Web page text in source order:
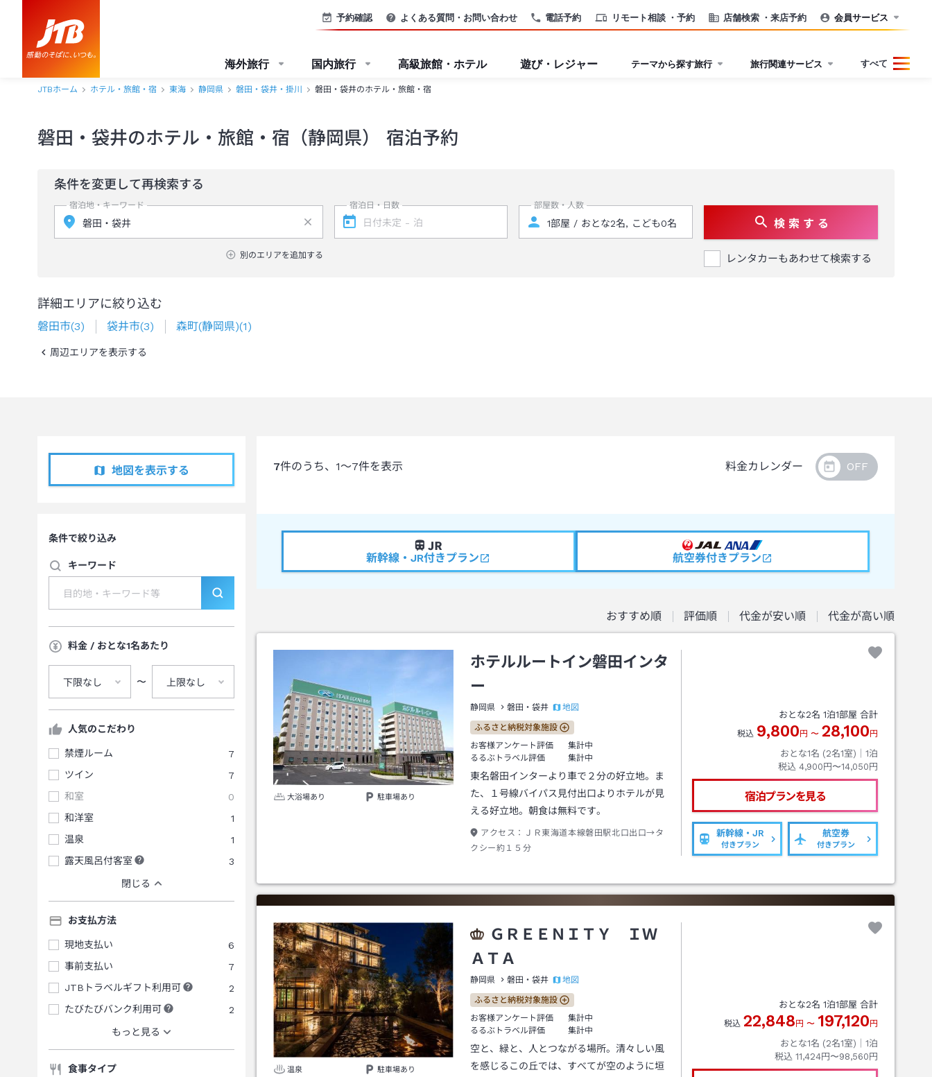
電話予約 リモート相談 ・予約 店舗検索 ・来店予約
予約確認 よくある質問・お問い合わせ 会員サービス
海外旅行 国内旅行 高級旅館・ホテル 遊び・レジャー テーマから探す旅行 旅行関連サービス すべて
JTBホーム ホテル・旅館・宿 東海 静岡県 磐田・袋井・掛川 磐田・袋井のホテル・旅館・宿
磐田・袋井のホテル・旅館・宿（静岡県） 宿泊予約
条件を変更して再検索する
宿泊地・キーワード
別のエリアを追加する
宿泊日・日数 部屋数・人数
検 索 す る
レンタカーもあわせて検索する
詳細エリアに絞り込む
磐田市(3) 袋井市(3) 森町(静岡県)(1)
周辺エリアを表示する
地図を表示する
条件で絞り込み
キーワード
料金 / おとな1名あたり
下限なし 〜 上限なし
人気のこだわり
禁煙ルーム
7
ツイン
7
和室
0
和洋室
1
温泉
1
露天風呂付客室
3
閉じる
お支払方法
現地支払い
6
事前支払い
7
JTBトラベルギフト利用可
2
たびたびバンク利用可
2
もっと見る
食事タイプ
7件のうち、 1～7件を表示 料金カレンダー
新幹線・JR付きプラン 航空券付きプラン
おすすめ順 評価順 代金が安い順 代金が高い順
大浴場あり 駐車場あり
ホテルルートイン磐田インタ
ー
静岡県 磐田・袋井 地図
ふるさと納税対象施設
お客様アンケート評価
集計中
るるぶトラベル評価
集計中
東名磐田インターより車で２分の好立地。ま
た、１号線バイパス見付出口よりホテルが見
える好立地。朝食は無料です。
アクセス：
ＪＲ東海道本線磐田駅北口出口→タ
クシー約１５分
おとな2名 1泊1部屋 合計
税込 9,800 円 〜 28,100 円
おとな1名 (2名1室)｜ 1泊
税込 4,900円〜14,050円
宿泊プランを見る
新幹線・JR
付きプラン
航空券
付きプラン
温泉 駐車場あり
ＧＲＥＥＮＩＴＹ ＩＷ
ＡＴＡ
静岡県 磐田・袋井 地図
ふるさと納税対象施設
お客様アンケート評価
集計中
るるぶトラベル評価
集計中
空と、緑と、人とつながる場所。清々しい風
を感じるこの丘では、すべてが空のように垣
おとな2名 1泊1部屋 合計
税込 22,848 円 〜 197,120 円
おとな1名 (2名1室)｜ 1泊
税込 11,424円〜98,560円